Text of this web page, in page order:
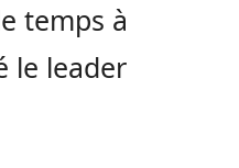
temps à
le leader